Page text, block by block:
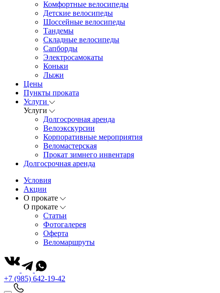
Комфортные велосипеды
Детские велосипеды
Шоссейные велосипеды
Тандемы
Складные велосипеды
Сапборды
Электросамокаты
Коньки
Лыжи
Цены
Пункты проката
Услуги
Услуги
Долгосрочная аренда
Велоэкскурсии
Корпоративные мероприятия
Веломастерская
Прокат зимнего инвентаря
Долгосрочная аренда
Условия
Акции
О прокате
О прокате
Статьи
Фотогалерея
Оферта
Веломаршруты
+7 (985) 642-19-42